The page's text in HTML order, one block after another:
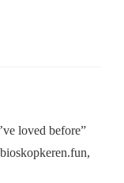
loved before”